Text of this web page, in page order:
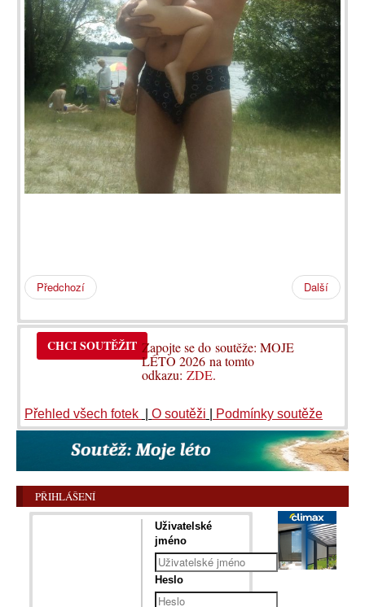
Předchozí Další
CHCI SOUTĚŽIT Zapojte se do soutěže: MOJE
LÉTO 2026 na tomto
odkazu:ZDE.
Přehled všech fotek O soutěži Podmínky soutěže
PŘIHLÁŠENÍ
Uživatelské
jméno
Heslo